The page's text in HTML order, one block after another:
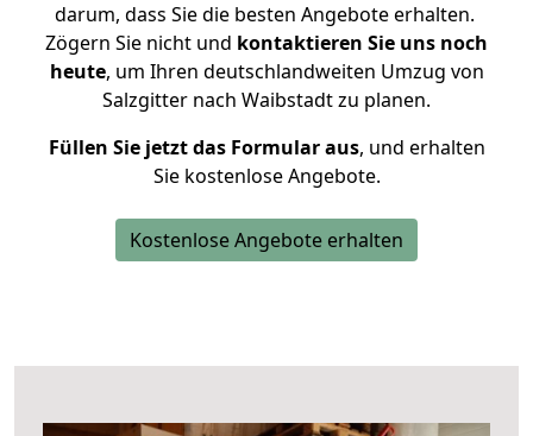
darum, dass Sie die besten Angebote erhalten.
Zögern Sie nicht und kontaktieren Sie uns noch
heute, um Ihren deutschlandweiten Umzug von
Salzgitter nach Waibstadt zu planen.
Füllen Sie jetzt das Formular aus, und erhalten
Sie kostenlose Angebote.
Kostenlose Angebote erhalten